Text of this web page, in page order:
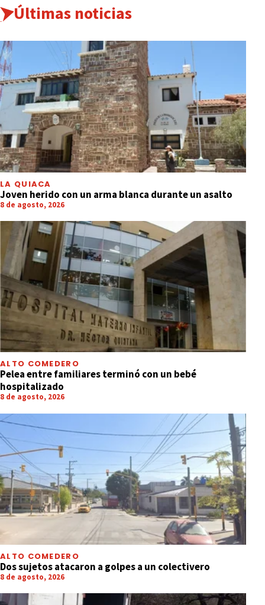
Últimas noticias
LA QUIACA
Joven herido con un arma blanca durante un asalto
8 de agosto, 2026
ALTO COMEDERO
Pelea entre familiares terminó con un bebé
hospitalizado
8 de agosto, 2026
ALTO COMEDERO
Dos sujetos atacaron a golpes a un colectivero
8 de agosto, 2026